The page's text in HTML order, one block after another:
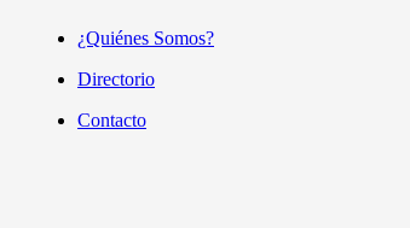
¿Quiénes Somos?
Directorio
Contacto